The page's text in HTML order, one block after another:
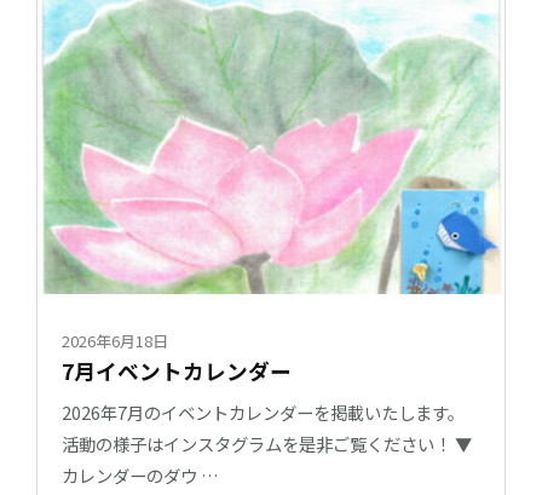
2026年6月18日
7月イベントカレンダー
2026年7月のイベントカレンダーを掲載いたします。
活動の様子はインスタグラムを是非ご覧ください！ ▼
カレンダーのダウ …